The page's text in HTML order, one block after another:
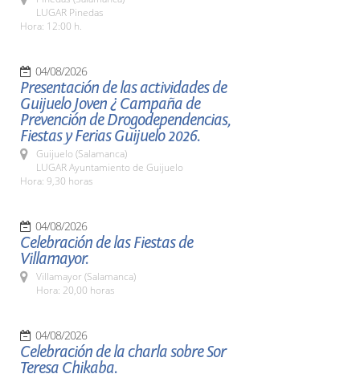
LUGAR Pinedas
Hora: 12:00 h.
04/08/2026
Presentación de las actividades de
Guijuelo Joven ¿ Campaña de
Prevención de Drogodependencias,
Fiestas y Ferias Guijuelo 2026.
Guijuelo (Salamanca)
LUGAR Ayuntamiento de Guijuelo
Hora: 9,30 horas
04/08/2026
Celebración de las Fiestas de
Villamayor.
Villamayor (Salamanca)
Hora: 20,00 horas
04/08/2026
Celebración de la charla sobre Sor
Teresa Chikaba.